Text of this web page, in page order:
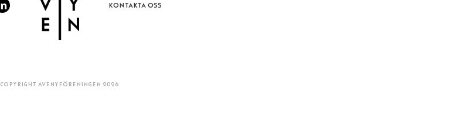
KONTAKTA OSS
COPYRIGHT AVENYFÖRENINGEN 2026